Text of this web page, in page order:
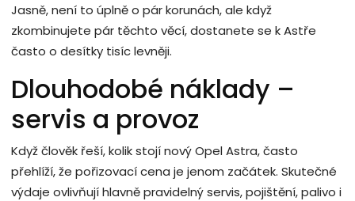
Jasně, není to úplně o pár korunách, ale když
zkombinujete pár těchto věcí, dostanete se k Astře
často o desítky tisíc levněji.
Dlouhodobé náklady –
servis a provoz
Když člověk řeší, kolik stojí nový Opel Astra, často
přehlíží, že pořizovací cena je jenom začátek. Skutečné
výdaje ovlivňují hlavně pravidelný servis, pojištění, palivo i